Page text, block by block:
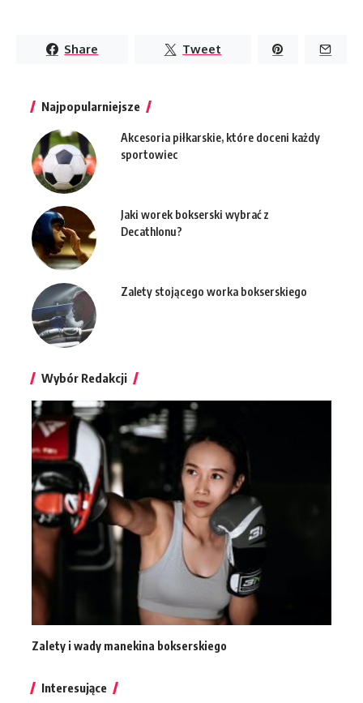
Share Tweet
Najpopularniejsze
Akcesoria piłkarskie, które doceni każdy
sportowiec
Jaki worek bokserski wybrać z
Decathlonu?
Zalety stojącego worka bokserskiego
Wybór Redakcji
Zalety i wady manekina bokserskiego
Interesujące